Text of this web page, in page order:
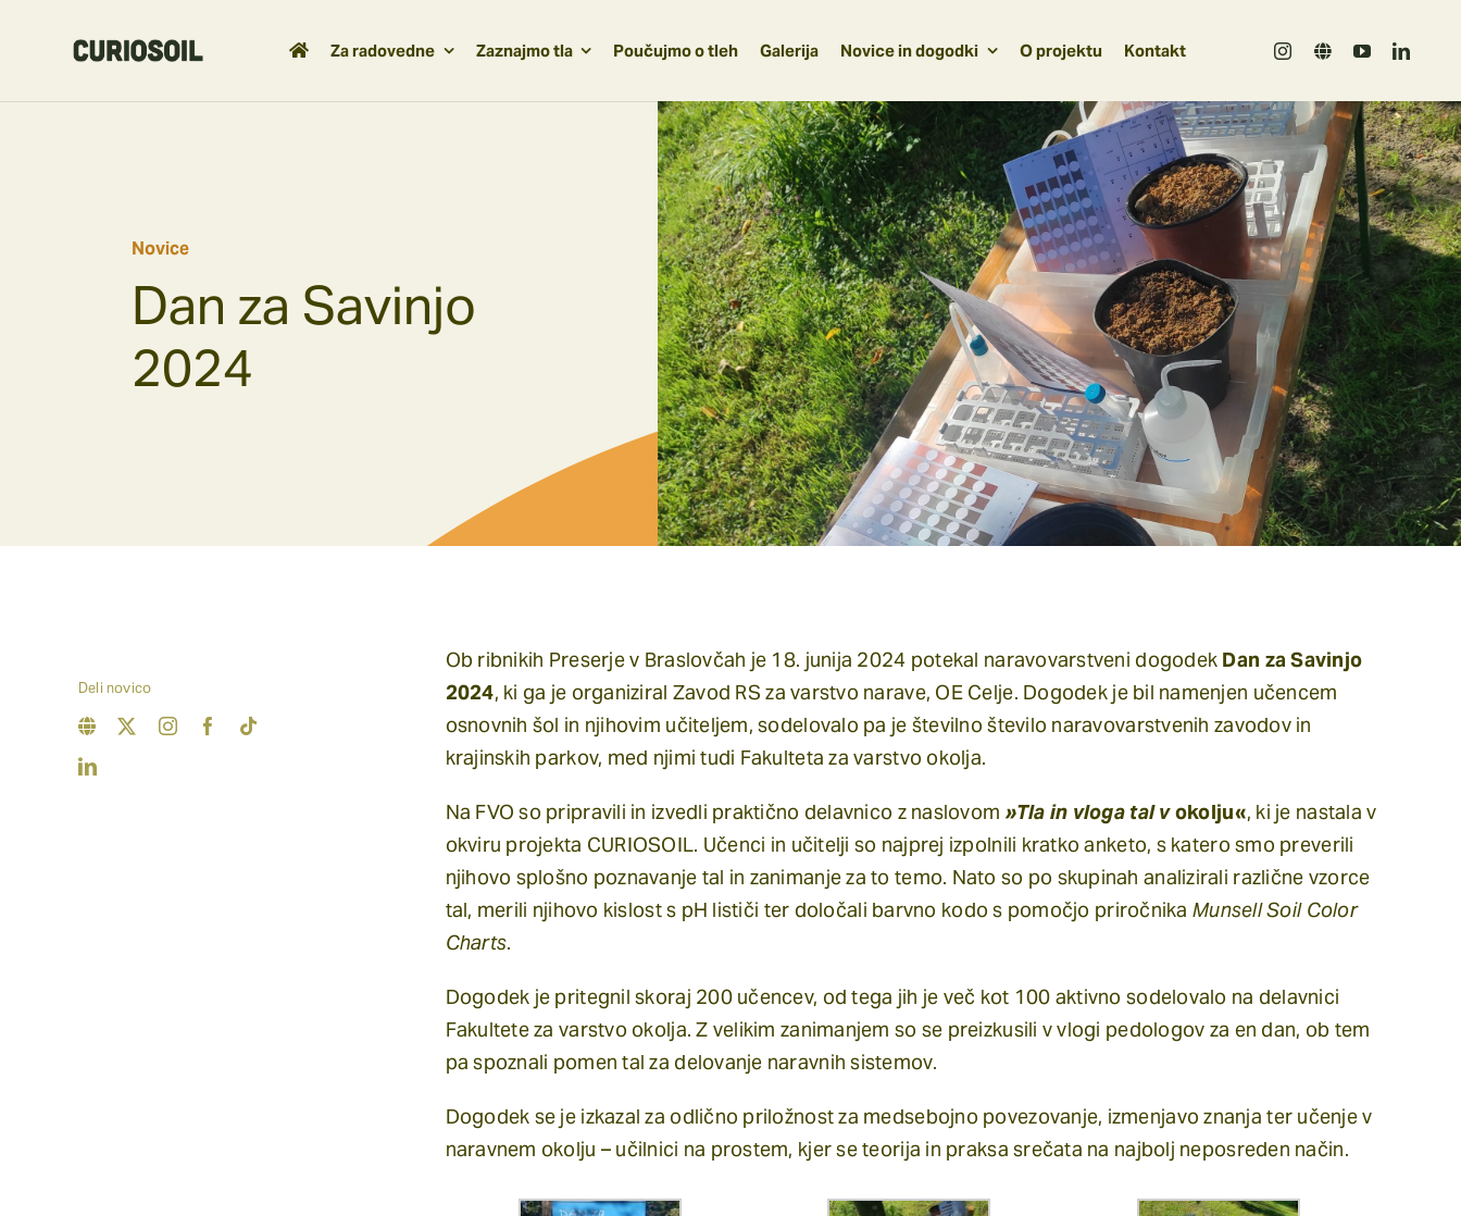
Za radovedne Zaznajmo tla Poučujmo o tleh Galerija Novice in dogodki O projektu Kontakt
Novice
Dan za Savinjo
2024
Deli novico
Ob ribnikih Preserje v Braslovčah je 18. junija 2024 potekal naravovarstveni dogodek Dan za Savinjo
2024, ki ga je organiziral Zavod RS za varstvo narave, OE Celje. Dogodek je bil namenjen učencem
osnovnih šol in njihovim učiteljem, sodelovalo pa je številno število naravovarstvenih zavodov in
krajinskih parkov, med njimi tudi Fakulteta za varstvo okolja.
Na FVO so pripravili in izvedli praktično delavnico z naslovom »Tla in vloga tal vokolju«, ki je nastala v
okviru projekta CURIOSOIL. Učenci in učitelji so najprej izpolnili kratko anketo, s katero smo preverili
njihovo splošno poznavanje tal in zanimanje za to temo. Nato so po skupinah analizirali različne vzorce
tal, merili njihovo kislost s pH lističi ter določali barvno kodo s pomočjo priročnika Munsell Soil Color
Charts.
Dogodek je pritegnil skoraj 200 učencev, od tega jih je več kot 100 aktivno sodelovalo na delavnici
Fakultete za varstvo okolja. Z velikim zanimanjem so se preizkusili v vlogi pedologov za en dan, ob tem
pa spoznali pomen tal za delovanje naravnih sistemov.
Dogodek se je izkazal za odlično priložnost za medsebojno povezovanje, izmenjavo znanja ter učenje v
naravnem okolju – učilnici na prostem, kjer se teorija in praksa srečata na najbolj neposreden način.